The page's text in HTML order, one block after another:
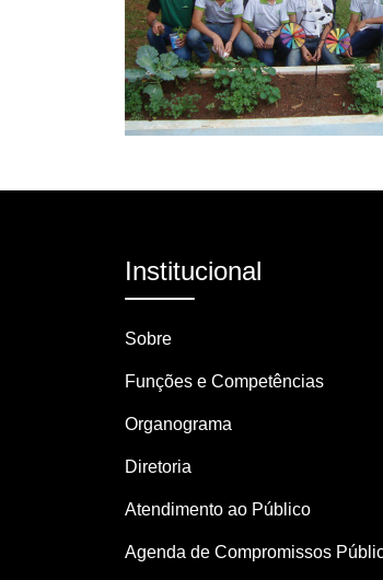
Institucional
Sobre
Funções e Competências
Organograma
Diretoria
Atendimento ao Público
Agenda de Compromissos